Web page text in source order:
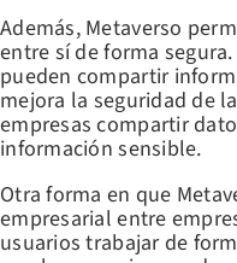
Además, Metaverso
entre sí de forma
pueden compartir
mejora la seguridad de
empresas compartir
información sensible.
Otra forma en que
empresarial entre
usuarios trabajar de